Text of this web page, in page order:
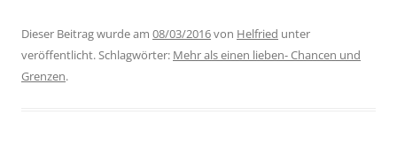
Dieser Beitrag wurde am 08/03/2016von Helfried unter
veröffentlicht. Schlagwörter: Mehr als einen lieben- Chancen und
Grenzen.